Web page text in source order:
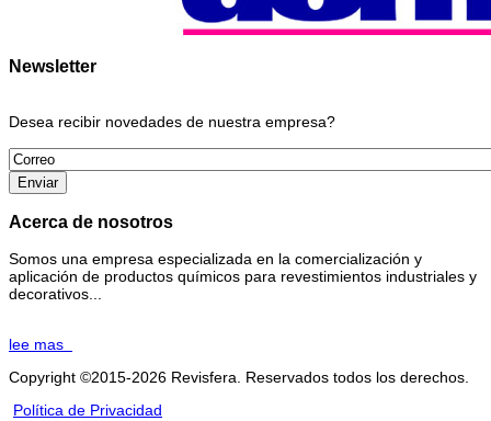
Newsletter
Desea recibir novedades de nuestra empresa?
Acerca de nosotros
Somos una empresa especializada en la comercialización y
aplicación de productos químicos para revestimientos industriales y
decorativos...
lee mas
Copyright ©2015-2026 Revisfera. Reservados todos los derechos.
Política de Privacidad